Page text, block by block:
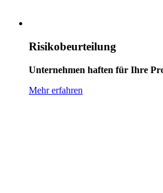
Risikobeurteilung
Unternehmen haften für Ihre
Mehr erfahren